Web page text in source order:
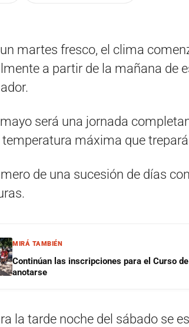
martes fresco, el clima
a partir de la mañana de
será una jornada
máxima que
de una sucesión de días
MIRÁ TAMBIÉN
Continúan las inscripciones para el Curso
anotarse
la tarde noche del sábado se